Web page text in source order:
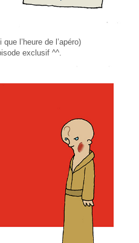
l’heure de l’apéro)
exclusif ^^.